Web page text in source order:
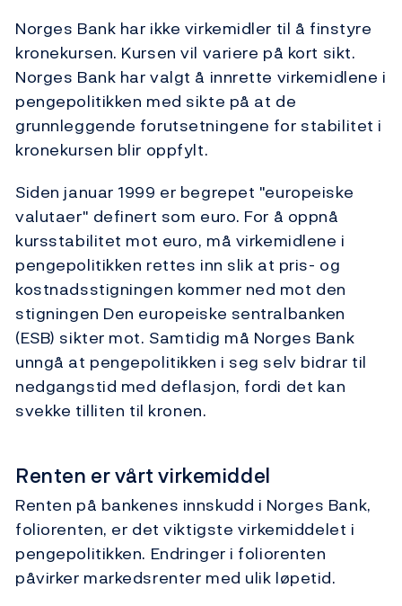
Norges Bank har ikke virkemidler til å finstyre
kronekursen. Kursen vil variere på kort sikt.
Norges Bank har valgt å innrette virkemidlene i
pengepolitikken med sikte på at de
grunnleggende forutsetningene for stabilitet i
kronekursen blir oppfylt.
Siden januar 1999 er begrepet "europeiske
valutaer" definert som euro. For å oppnå
kursstabilitet mot euro, må virkemidlene i
pengepolitikken rettes inn slik at pris- og
kostnadsstigningen kommer ned mot den
stigningen Den europeiske sentralbanken
(ESB) sikter mot. Samtidig må Norges Bank
unngå at pengepolitikken i seg selv bidrar til
nedgangstid med deflasjon, fordi det kan
svekke tilliten til kronen.
Renten er vårt virkemiddel
Renten på bankenes innskudd i Norges Bank,
foliorenten, er det viktigste virkemiddelet i
pengepolitikken. Endringer i foliorenten
påvirker markedsrenter med ulik løpetid.